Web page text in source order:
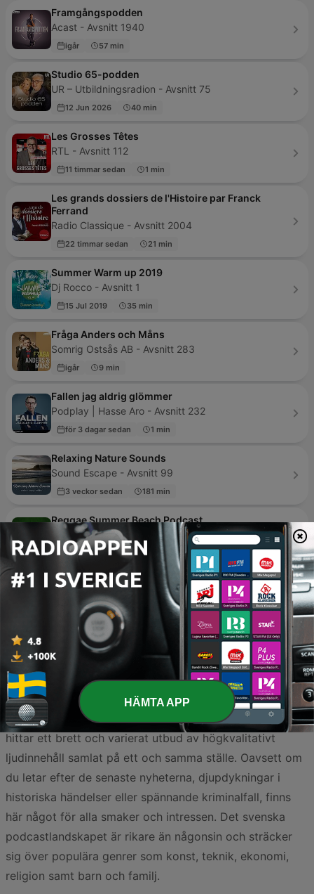
Framgångspodden
Acast - Avsnitt 1940
igår 57 min
Studio 65-podden
UR – Utbildningsradion - Avsnitt 75
12 Jun 2026 40 min
Les Grosses Têtes
RTL - Avsnitt 112
11 timmar sedan 1 min
Les grands dossiers de l'Histoire par Franck
Ferrand
Radio Classique - Avsnitt 2004
22 timmar sedan 21 min
Summer Warm up 2019
Dj Rocco - Avsnitt 1
15 Jul 2019 35 min
Fråga Anders och Måns
Somrig Ostsås AB - Avsnitt 283
igår 9 min
Fallen jag aldrig glömmer
Podplay | Hasse Aro - Avsnitt 232
för 3 dagar sedan 1 min
Relaxing Nature Sounds
Sound Escape - Avsnitt 99
3 veckor sedan 181 min
Reggae Summer Beach Podcast
Reggae Summer Beach - Avsnitt 43
27 Sep 2023 61 min
av4
<
4
Välkommen till den svenska podcastvärlden, där du
hittar ett brett och varierat utbud av högkvalitativt
ljudinnehåll samlat på ett och samma ställe. Oavsett om
du letar efter de senaste nyheterna, djupdykningar i
historiska händelser eller spännande kriminalfall, finns
här något för alla smaker och intressen. Det svenska
podcastlandskapet är rikare än någonsin och sträcker
sig över populära genrer som konst, teknik, ekonomi,
religion samt barn och familj.
HÄMTA APP